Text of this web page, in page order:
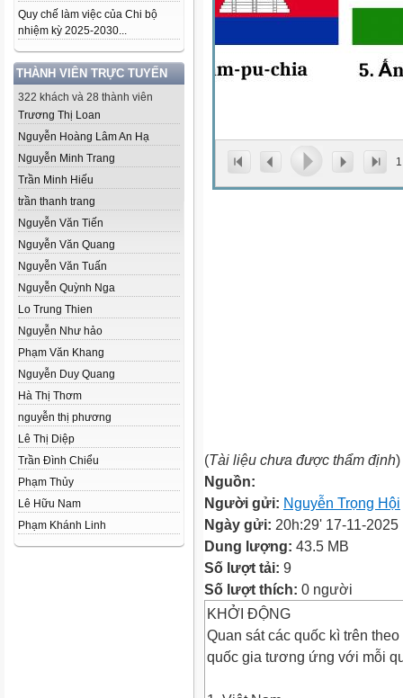
Quy chế làm việc của Chi bộ
nhiệm kỳ 2025-2030...
THÀNH VIÊN TRỰC TUYẾN
322 khách và 28 thành viên
Trương Thị Loan
Nguyễn Hoàng Lâm An Hạ
Nguyễn Minh Trang
Trần Minh Hiếu
trần thanh trang
Nguyễn Văn Tiến
Nguyễn Văn Quang
Nguyễn Văn Tuấn
Nguyễn Quỳnh Nga
Lo Trung Thien
Nguyễn Như hảo
Phạm Văn Khang
Nguyễn Duy Quang
Hà Thị Thơm
nguyễn thị phương
Lê Thị Diệp
Trần Đình Chiểu
Phạm Thủy
Lê Hữu Nam
Phạm Khánh Linh
1
(Tài liệu chưa được thẩm định)
Nguồn:
Người gửi: Nguyễn Trọng Hội
Ngày gửi: 20h:29' 17-11-2025
Dung lượng: 43.5 MB
Số lượt tải: 9
Số lượt thích: 0 người
KHỞI ĐỘNG
Quan sát các quốc kì trên
quốc gia tương ứng với mỗi